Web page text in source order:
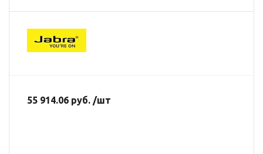
55 914.06 руб. /шт